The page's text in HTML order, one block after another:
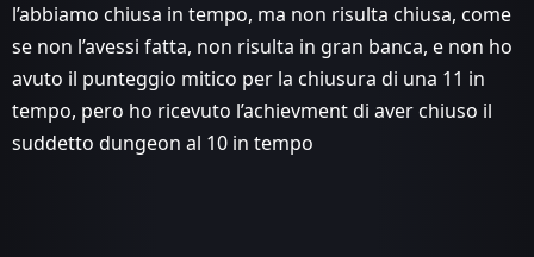
l’abbiamo chiusa in tempo, ma non risulta chiusa, come
se non l’avessi fatta, non risulta in gran banca, e non ho
avuto il punteggio mitico per la chiusura di una 11 in
tempo, pero ho ricevuto l’achievment di aver chiuso il
suddetto dungeon al 10 in tempo